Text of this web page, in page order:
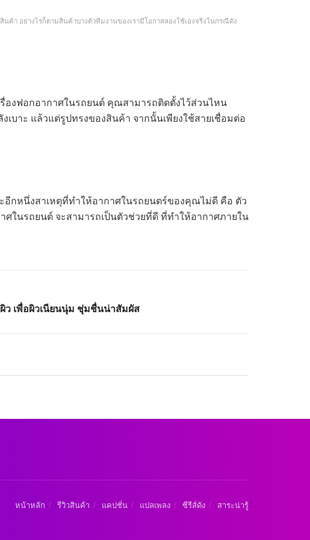
า อย่างไรก็ตามสินค้าบางตัวทีมงานของเรามีโอกาสลองใช้เองจริงในกรณีดัง
องฟอกอากาศในรถยนต์ คุณสามารถติดตั้งไว้ส่วนไหน
บาะ แล้วแต่รูปทรงของสินค้า จากนั้นเพียงใช้สายเชื่อมต่อ
หนึ่งสาเหตุที่ทำให้อากาศในรถยนตร์ของคุณไม่ดี คือ ตัว
ในรถยนต์ จะสามารถเป็นตัวช่วยที่ดี ที่ทำให้อากาศภายใน
ว เพื่อผิวเนียนนุ่ม ชุ่มชื่นน่าสัมผัส
หน้าหลัก รีวิวสินค้า แคปชั่น แปลเพลง ซีรีส์ดัง สาระน่ารู้